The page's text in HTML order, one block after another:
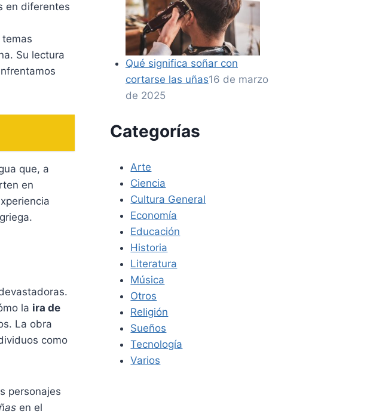
en diferentes
temas
Su lectura
que, a
en
la ira de
La obra
como
personajes
en el
Qué significa soñar con
cortarse las uñas16 de marzo
de 2025
Categorías
Arte
Ciencia
Cultura General
Economía
Educación
Historia
Literatura
Música
Otros
Religión
Sueños
Tecnología
Varios